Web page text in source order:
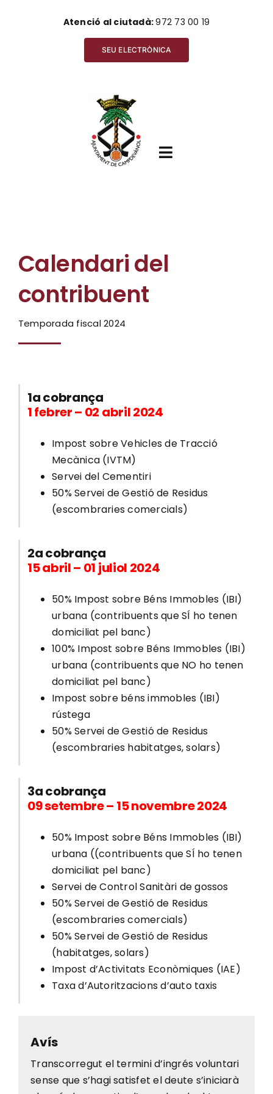
Atenció al ciutadà:972 73 00 19
SEU ELECTRÒNICA
Toggle
Ajuntament
Ciutadania
Actualitat
Municipi
Calendari del
contribuent
Temporada fiscal 2024
1a cobrança
1 febrer – 02 abril 2024
Impost sobre Vehicles de Tracció
Mecànica (IVTM)
Servei del Cementiri
50% Servei de Gestió de Residus
(escombraries comercials)
2a cobrança
15 abril – 01 juliol 2024
50% Impost sobre Béns Immobles (IBI)
urbana (contribuents que SÍ ho tenen
domiciliat pel banc)
100% Impost sobre Béns Immobles (IBI)
urbana (contribuents que NO ho tenen
domiciliat pel banc)
Impost sobre béns immobles (IBI)
rústega
50% Servei de Gestió de Residus
(escombraries habitatges, solars)
3a cobrança
09 setembre – 15 novembre 2024
50% Impost sobre Béns Immobles (IBI)
urbana ((contribuents que SÍ ho tenen
domiciliat pel banc)
Servei de Control Sanitàri de gossos
50% Servei de Gestió de Residus
(escombraries comercials)
50% Servei de Gestió de Residus
(habitatges, solars)
Impost d’Activitats Econòmiques (IAE)
Taxa d’Autoritzacions d’auto taxis
Avís
Transcorregut el termini d’ingrés voluntari
sense que s’hagi satisfet el deute s’iniciarà